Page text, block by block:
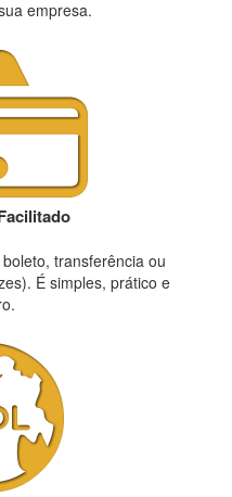
empresa.
transferência ou
É simples, prático e